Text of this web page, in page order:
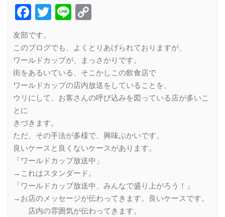
Facebook
Twitter
Line
友部です。
このブログでも、よくとりあげられておりますが、
ワールドカップが、まっさかりです。
街をあるいている、そこかしこの飲食店で
ワールドカップの店内放送をしていることを、
ウリにして、お客さんの呼び込みを図っている店が多いこ
とに
きづきます。
ただ、その手法が多様で、興味ぶかいです。
良いケースと良くないケースがあります。
「ワールドカップ放送中」
→これはスタンダード。
「ワールドカップ放送中、みんなで盛り上がろう！」
→お店のメッセージが伝わってきます。良いケースです。
店内の雰囲気が伝わってきます。